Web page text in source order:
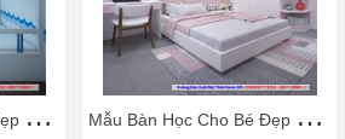
M
ẫu Bàn Học Cho Bé Đẹp Rẻ Home 3D M
ẫu Bàn Học Cho Bé Đẹp Rẻ Home 3D